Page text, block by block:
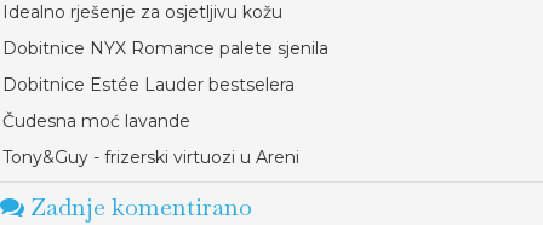
Idealno rješenje za osjetljivu kožu
Dobitnice NYX Romance palete sjenila
Dobitnice Estée Lauder bestselera
Čudesna moć lavande
Tony&Guy - frizerski virtuozi u Areni
Zadnje komentirano